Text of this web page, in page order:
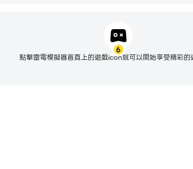
6
點擊雷電模擬器首頁上的遊戲icon就可以開始享受精彩的